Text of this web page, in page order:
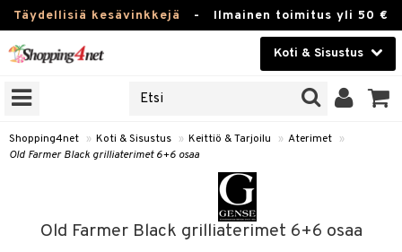
Täydellisiä kesävinkkejä - Ilmainen toimitus yli 50 €
Koti & Sisustus
Kauneudenhoito
Piilolinssit
Fitness
Shopping4net » Koti & Sisustus » Keittiö & Tarjoilu » Aterimet »
Old Farmer Black grilliaterimet 6+6 osaa
Old Farmer Black grilliaterimet 6+6 osaa
Karahvit